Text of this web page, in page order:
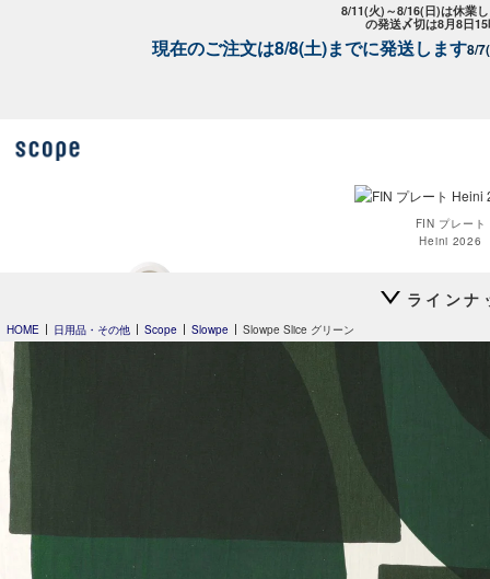
8/11(火)～8/16(日)は休業
の発送〆切は8月8日
現在のご注文は8/8(土)までに発送します8/
FIN プレート
Heini 2026
スコープ
Clouds
プレート20cm
ラインナ
HOME 日用品・その他 Scope Slowpe Slowpe Slice グリーン